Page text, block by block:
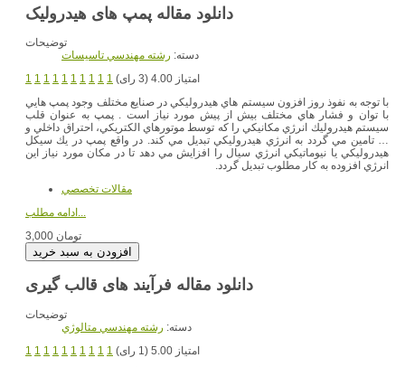
توضیحات
دسته: رشته مهندسي تاسيسات
1 1 1 1 1 1 1 1 1 1
امتیاز 4.00 (3 رای)
با توجه به نفوذ روز افزون سيستم هاي هيدروليكي در صنايع مختلف وجود پمپ هايي
با توان و فشار هاي مختلف بيش از پيش مورد نياز است . پمپ به عنوان قلب
سيستم هيدروليك انرژي مكانيكي را كه توسط موتورهاي الكتريكي، احتراق داخلي و
… تامين مي گردد به انرژي هيدروليكي تبديل مي كند. در واقع پمپ در يك سيكل
هيدروليكي يا نيوماتيكي انرژي سيال را افزايش مي دهد تا در مكان مورد نياز اين
انرژي افزوده به كار مطلوب تبديل گردد.
مقالات تخصصي
ادامه مطلب...
3,000 تومان
توضیحات
دسته: رشته مهندسي متالوژي
1 1 1 1 1 1 1 1 1 1
امتیاز 5.00 (1 رای)